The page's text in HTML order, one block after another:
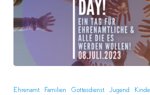
Ehrenamt Familien Gottesdienst Jugend